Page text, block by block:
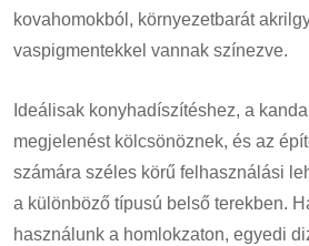
kovahomokból, környezetbarát
vaspigmentekkel vannak színezve.
Ideálisak konyhadíszítéshez, a
megjelenést kölcsönöznek, és az
számára széles körű felhasználási
a különböző típusú belső terekben.
használunk a homlokzaton, egyedi